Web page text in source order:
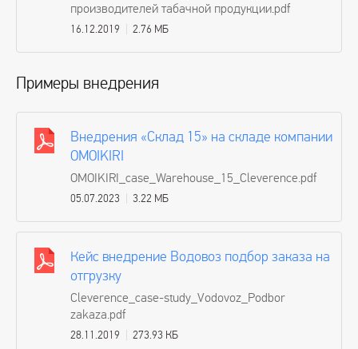
производителей табачной продукции.pdf
16.12.2019 2.76 МБ
Примеры внедрения
Внедрения «Склад 15» на складе компании
OMOIKIRI
OMOIKIRI_case_Warehouse_15_Cleverence.pdf
05.07.2023 3.22 МБ
Кейс внедрение Водовоз подбор заказа на
отгрузку
Cleverence_case-study_Vodovoz_Podbor
zakaza.pdf
28.11.2019 273.93 КБ